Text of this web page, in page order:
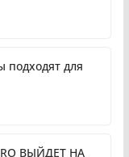
подходят для
ВЫЙДЕТ НА